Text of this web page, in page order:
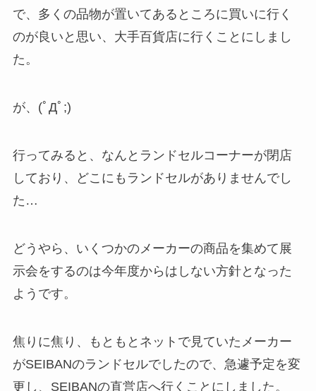
で、多くの品物が置いてあるところに買いに行く
のが良いと思い、大手百貨店に行くことにしまし
た。
が、(ﾟДﾟ;)
行ってみると、なんとランドセルコーナーが閉店
しており、どこにもランドセルがありませんでし
た…
どうやら、いくつかのメーカーの商品を集めて展
示会をするのは今年度からはしない方針となった
ようです。
焦りに焦り、もともとネットで見ていたメーカー
がSEIBANのランドセルでしたので、急遽予定を変
更し、SEIBANの直営店へ行くことにしました。